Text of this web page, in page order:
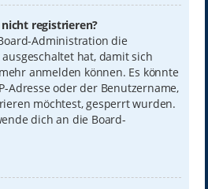
registrieren?
Administration die
hat, damit sich
anmelden können. Es könnte
Adresse oder der Benutzername,
möchtest, gesperrt wurden.
dich an die Board-